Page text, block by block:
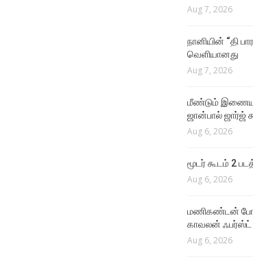
Aug 7, 2026
நானியின் “தி
வெளியானது
Aug 7, 2026
மீண்டும்
ஜான்பால் ஜார்ஜ்
Aug 6, 2026
மூடர் கூடம் 2
Aug 6, 2026
மணிகண்டன்
காவலன் ஃபர்ஸ்ட்
Aug 6, 2026
நடிகர் கிருஷ்ணாவின் 25வது
படம் மர்டர் இன் டவுன்!
VIDEO SONGS
Rathatha Thaa Lyrical